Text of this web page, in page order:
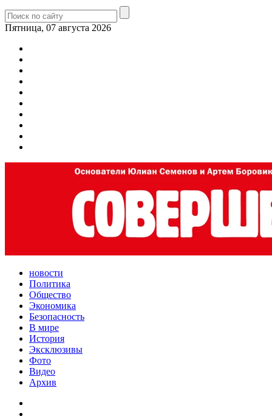
Пятница, 07 августа 2026
новости
Политика
Общество
Экономика
Безопасность
В мире
История
Эксклюзивы
Фото
Видео
Архив